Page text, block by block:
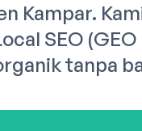
Kampar.
SEO
tanpa